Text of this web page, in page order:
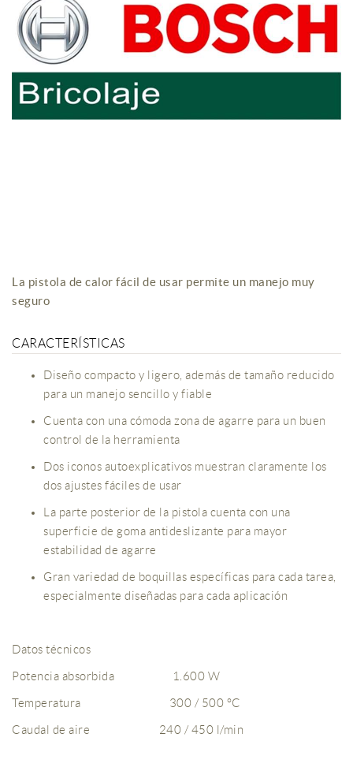
La pistola de calor fácil de usar permite un manejo muy
seguro
CARACTERÍSTICAS
Diseño compacto y ligero, además de tamaño reducido
para un manejo sencillo y fiable
Cuenta con una cómoda zona de agarre para un buen
control de la herramienta
Dos iconos autoexplicativos muestran claramente los
dos ajustes fáciles de usar
La parte posterior de la pistola cuenta con una
superficie de goma antideslizante para mayor
estabilidad de agarre
Gran variedad de boquillas específicas para cada tarea,
especialmente diseñadas para cada aplicación
Datos técnicos
Potencia absorbida 1.600 W
Temperatura 300 / 500 °C
Caudal de aire 240 / 450 l/min